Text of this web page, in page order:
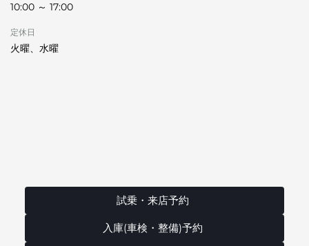
10:00 ～ 17:00
定休日
火曜、水曜
試乗・来店予約
入庫(車検・整備)予約